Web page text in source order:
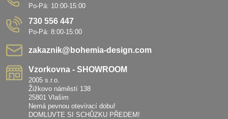
Po-Pá: 10:00-15:00
730 556 447
Po-Pá: 8:00-15:00
zakaznik​@bohemia-design​.com
Vzorkovna - SHOWROOM
2005 s.r.o.
Žižkovo náměstí 138
25801 Vlašim
Nemá pevnou otevírací dobu!
DOMLUVTE SI SCHŮZKU PŘEDEM!